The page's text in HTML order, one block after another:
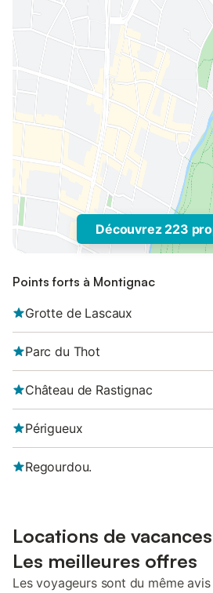
Découvrez 223
Points forts à Montignac
Grotte de Lascaux
Parc du Thot
Château de Rastignac
Périgueux
Regourdou.
Locations de
Les meilleures offres
Les voyageurs sont du même